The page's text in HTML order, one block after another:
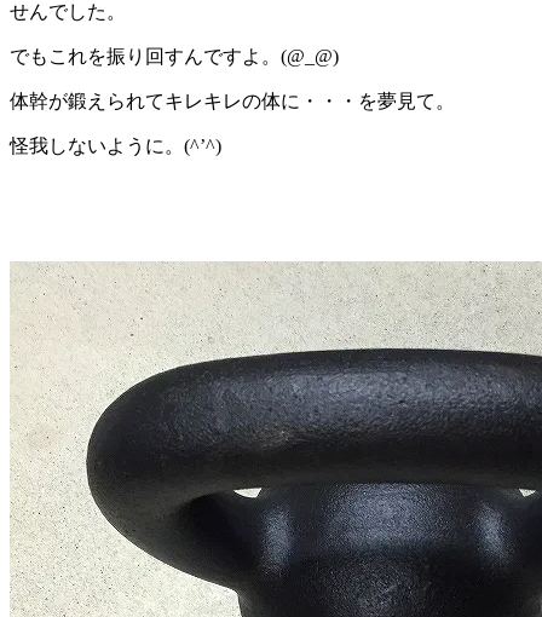
せんでした。
でもこれを振り回すんですよ。(@_@)
体幹が鍛えられてキレキレの体に・・・を夢見て。
怪我しないように。(^’^)